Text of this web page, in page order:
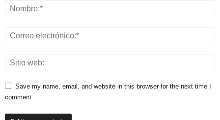
Save my name, email, and website in this browser for the next time I
comment.